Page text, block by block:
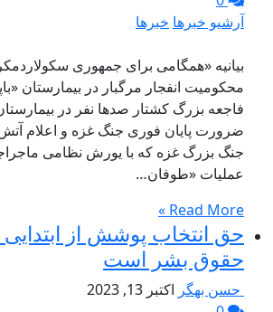
آرشیو خبرها خبرها
بیانیه «همگامی برای جمهوری
محکومیت انفجار مرگبار در بیمارستان
فاجعه بزرگ کشتار صدها نفر در
ضرورت پایان فوری جنگ غزه و اعلام
جنگ بزرگ غزه که با یورش نظامی
عملیات «طوفان…
Read More »
حق انتخاب پوشش از
حقوق بشر است
حسن بهگر اکتبر 13, 2023